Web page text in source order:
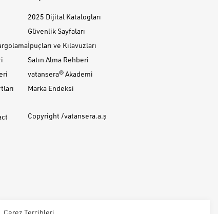
Çerez Tercihleri
2025 Dijital Katalogları
Güvenlik Sayfaları
İpuçları ve Kılavuzları
Satın Alma Rehberi
vatansera® Akademi
Marka Endeksi
Copyright /vatansera.a.ş